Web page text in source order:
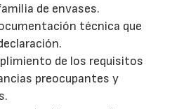
de envases.
técnica que
de los requisitos
preocupantes y